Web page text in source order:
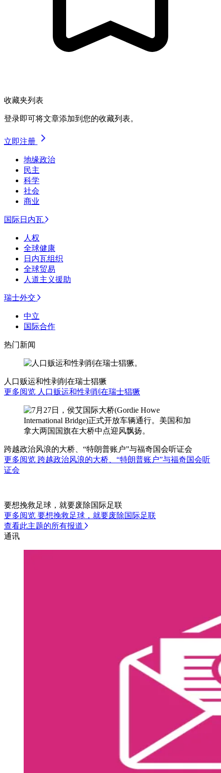
收藏夹列表
登录即可将文章添加到您的收藏列表。
立即注册
地缘政治
民主
科学
社会
商业
国际日内瓦
人权
全球健康
日内瓦组织
全球贸易
人道主义援助
瑞士外交
中立
国际合作
热门新闻
人口贩运和性剥削在瑞士猖獗
更多阅览 人口贩运和性剥削在瑞士猖獗
跨越政治风浪的大桥、“特朗普账户”与福奇国会听证会
更多阅览 跨越政治风浪的大桥、“特朗普账户”与福奇国会听
证会
要想挽救足球，就要废除国际足联
更多阅览 要想挽救足球，就要废除国际足联
查看此主题的所有报道
通讯